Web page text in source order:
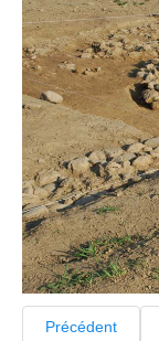
Précédent